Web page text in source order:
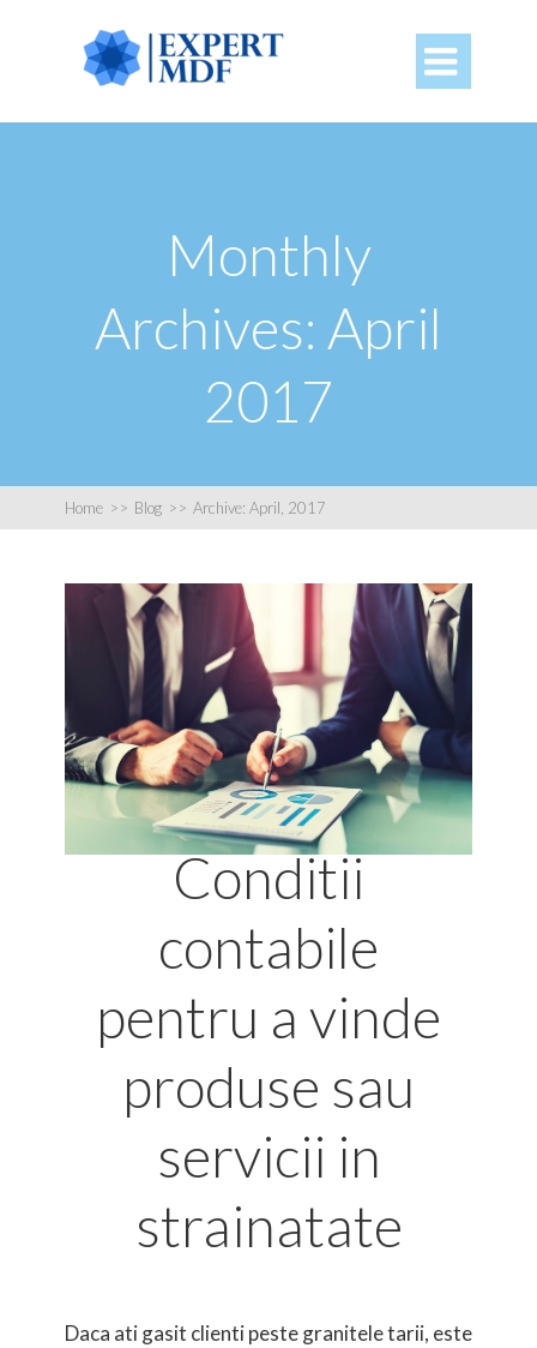

Monthly
Archives: April
2017
Home >> Blog >> Archive: April, 2017
Conditii
contabile
pentru a vinde
produse sau
servicii in
strainatate
Daca ati gasit clienti peste granitele tarii, este